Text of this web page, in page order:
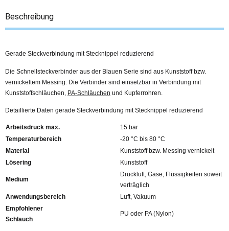
Beschreibung
Gerade Steckverbindung mit Stecknippel reduzierend
Die Schnellsteckverbinder aus der Blauen Serie sind aus Kunststoff bzw.
vernickeltem Messing. Die Verbinder sind einsetzbar in Verbindung mit
Kunststoffschläuchen, PA-Schläuchen und Kupferrohren.
Detaillierte Daten gerade Steckverbindung mit Stecknippel reduzierend
Arbeitsdruck max.
15 bar
Temperaturbereich
-20 °C bis 80 °C
Material
Kunststoff bzw. Messing vernickelt
Lösering
Kunststoff
Medium
Druckluft, Gase, Flüssigkeiten soweit
verträglich
Anwendungsbereich
Luft, Vakuum
Empfohlener
Schlauch
PU oder PA (Nylon)